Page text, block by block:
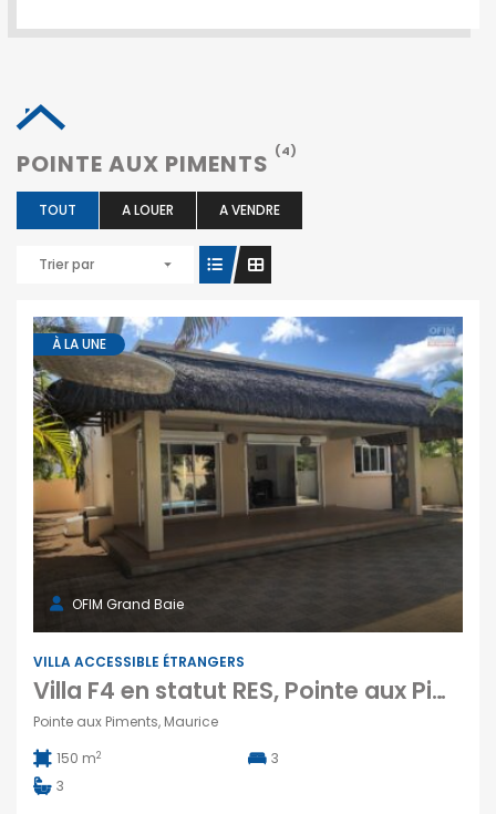
POINTE AUX PIMENTS (4)
TOUT A LOUER A VENDRE
Trier par
À LA UNE
OFIM Grand Baie
VILLA ACCESSIBLE ÉTRANGERS
Villa F4 en statut RES, Pointe aux Piments
Pointe aux Piments, Maurice
150 m2
3
3